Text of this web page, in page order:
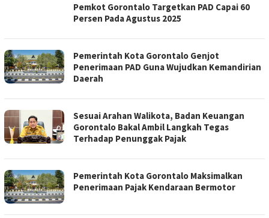
Pemkot Gorontalo Targetkan PAD Capai 60
Persen Pada Agustus 2025
Pemerintah Kota Gorontalo Genjot
Penerimaan PAD Guna Wujudkan Kemandirian
Daerah
Sesuai Arahan Walikota, Badan Keuangan
Gorontalo Bakal Ambil Langkah Tegas
Terhadap Penunggak Pajak
Pemerintah Kota Gorontalo Maksimalkan
Penerimaan Pajak Kendaraan Bermotor